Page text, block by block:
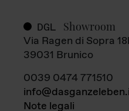
DGL Showroom
Via Ragen di Sopra
39031 Brunico
0039 0474 771510
Note legali